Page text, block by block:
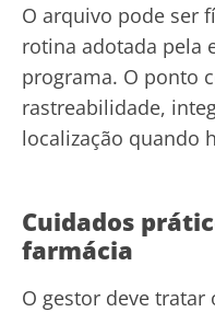
O arquivo pode ser
rotina adotada pela
programa. O ponto
rastreabilidade,
localização quando
Cuidados
farmácia
O gestor deve